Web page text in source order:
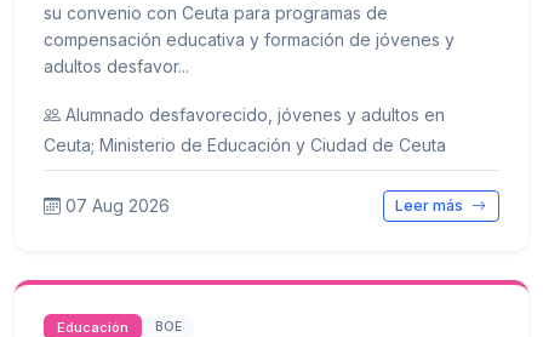
su convenio con Ceuta para programas de
compensación educativa y formación de jóvenes y
adultos desfavor...
Alumnado desfavorecido, jóvenes y adultos en
Ceuta; Ministerio de Educación y Ciudad de Ceuta
07 Aug 2026 Leer más
Educación BOE